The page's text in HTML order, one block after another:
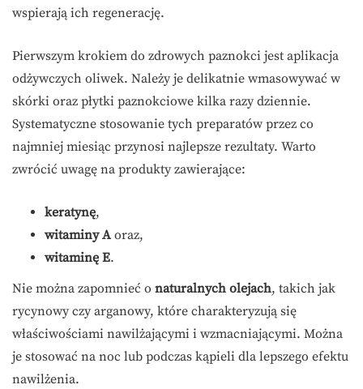
wspierają ich regenerację.
Pierwszym krokiem do zdrowych paznokci jest aplikacja
odżywczych oliwek. Należy je delikatnie wmasowywać w
skórki oraz płytki paznokciowe kilka razy dziennie.
Systematyczne stosowanie tych preparatów przez co
najmniej miesiąc przynosi najlepsze rezultaty. Warto
zwrócić uwagę na produkty zawierające:
keratynę,
witaminy A oraz,
witaminę E.
Nie można zapomnieć o naturalnych olejach, takich jak
rycynowy czy arganowy, które charakteryzują się
właściwościami nawilżającymi i wzmacniającymi. Można
je stosować na noc lub podczas kąpieli dla lepszego efektu
nawilżenia.